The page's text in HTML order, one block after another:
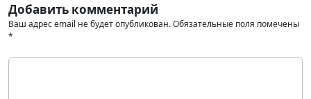
Добавить комментарий
Ваш адрес email не будет опубликован.Обязательные поля помечены
*